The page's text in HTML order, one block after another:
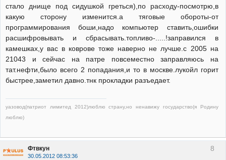
стало днище под сидушкой греться),по расходу-посмотрю,в
какую сторону изменится.а тяговые обороты-от
программирования боши,надо компьютер ставить,ошибки
расшифровывать и сбрасывать.топливо-.....!заправился в
камешках,у вас в коврове тоже наверно не лучше.с 2005 на
21043 и сейчас на патре повсеместно заправляюсь на
тат.нефти,было всего 2 попадания,и то в москве.лукойл горит
быстрее,заметил давно.тнк прокладки разъедает.
уазовод(патриот лимитед 2012)люблю страну,но ненавижу государство(я Родину
люблю)
8
Фтвкун
30.05.2012 08:53:36